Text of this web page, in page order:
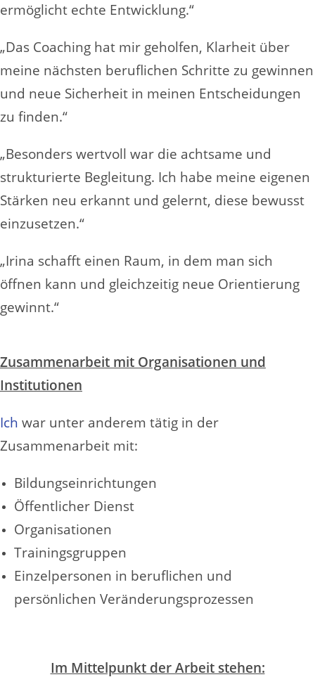
ermöglicht echte Entwicklung.“
„Das Coaching hat mir geholfen, Klarheit über
meine nächsten beruflichen Schritte zu gewinnen
und neue Sicherheit in meinen Entscheidungen
zu finden.“
„Besonders wertvoll war die achtsame und
strukturierte Begleitung. Ich habe meine eigenen
Stärken neu erkannt und gelernt, diese bewusst
einzusetzen.“
„Irina schafft einen Raum, in dem man sich
öffnen kann und gleichzeitig neue Orientierung
gewinnt.“
Zusammenarbeit mit Organisationen und
Institutionen
Ich war unter anderem tätig in der
Zusammenarbeit mit:
Bildungseinrichtungen
Öffentlicher Dienst
Organisationen
Trainingsgruppen
Einzelpersonen in beruflichen und
persönlichen Veränderungsprozessen
Im Mittelpunkt der Arbeit stehen: